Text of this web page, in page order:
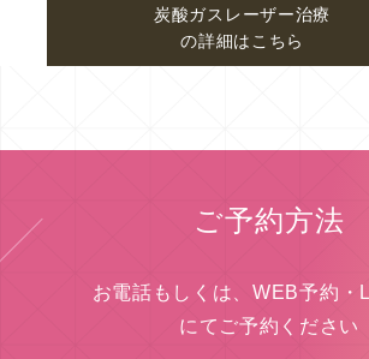
炭酸ガスレーザー治療
の詳細はこちら
ご予約方法
お電話もしくは、WEB予約・
にてご予約ください